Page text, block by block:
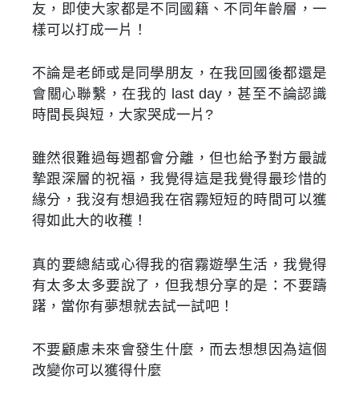
友，即使大家都是不同國籍、不同年齡層，一
樣可以打成一片！
不論是老師或是同學朋友，在我回國後都還是
會關心聯繫，在我的 last day，甚至不論認識
時間長與短，大家哭成一片?
雖然很難過每週都會分離，但也給予對方最誠
摯跟深層的祝福，我覺得這是我覺得最珍惜的
緣分，我沒有想過我在宿霧短短的時間可以獲
得如此大的收穫！
真的要總結或心得我的宿霧遊學生活，我覺得
有太多太多要說了，但我想分享的是：不要躊
躇，當你有夢想就去試一試吧！
不要顧慮未來會發生什麼，而去想想因為這個
改變你可以獲得什麼